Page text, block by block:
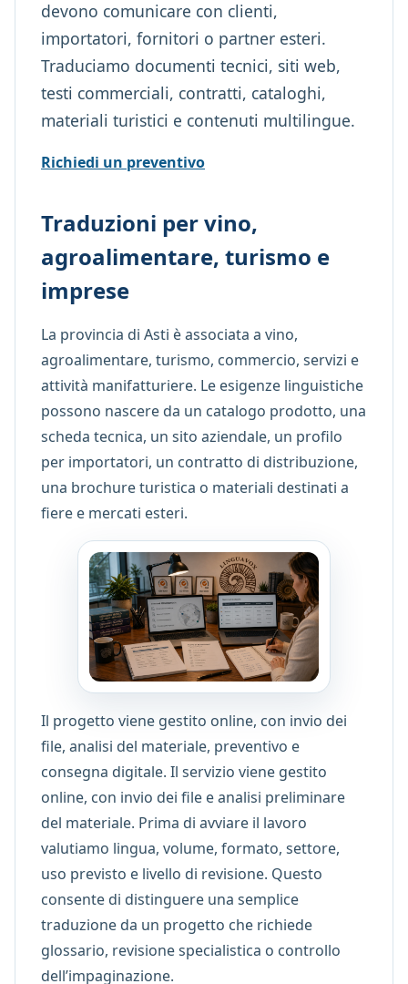
devono comunicare con clienti,
importatori, fornitori o partner esteri.
Traduciamo documenti tecnici, siti web,
testi commerciali, contratti, cataloghi,
materiali turistici e contenuti multilingue.
Richiedi un preventivo
Traduzioni per vino,
agroalimentare, turismo e
imprese
La provincia di Asti è associata a vino,
agroalimentare, turismo, commercio, servizi e
attività manifatturiere. Le esigenze linguistiche
possono nascere da un catalogo prodotto, una
scheda tecnica, un sito aziendale, un profilo
per importatori, un contratto di distribuzione,
una brochure turistica o materiali destinati a
fiere e mercati esteri.
Il progetto viene gestito online, con invio dei
file, analisi del materiale, preventivo e
consegna digitale. Il servizio viene gestito
online, con invio dei file e analisi preliminare
del materiale. Prima di avviare il lavoro
valutiamo lingua, volume, formato, settore,
uso previsto e livello di revisione. Questo
consente di distinguere una semplice
traduzione da un progetto che richiede
glossario, revisione specialistica o controllo
dell’impaginazione.